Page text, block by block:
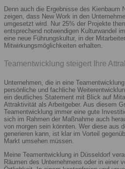
Denn auch die Ergebnisse des Kienbaum
zeigen, dass New Work in den
umgesetzt wird. Nur 25% der Projekte
entsprechend notwendigen Kulturwandel
eine neue Führungskultur, in der
Mitwirkungsmöglichkeiten erhalten.
Teamentwicklung steigert Ihre
Unternehmen, die in eine
persönliche und fachliche
ein deutliches Statement mit Blick auf
Attraktivität als Arbeitgeber. Aus diesem
Teamentwicklung immer eine gute
sich im Rahmen der Maßnahme auch
von morgen sein könnten. Wer diese aus
generieren kann, ist klar im Vorteil
Markt umsehen müssen.
Meine Teamentwicklung in Düsseldorf
Räumen des Unternehmens oder in einer